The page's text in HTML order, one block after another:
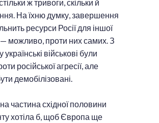
ж тривоги, скільки й
На їхню думку, завершення
ресурси Росії для іншої
— можливо, проти них самих. З
українські військові були
російської агресії, але
демобілізовані.
частина східної половини
хотіла б, щоб Європа ще